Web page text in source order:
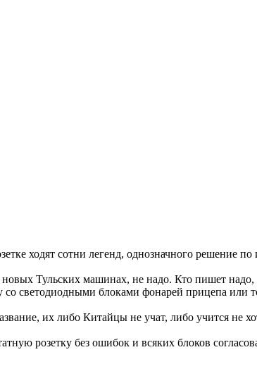
ходят сотни легенд, однозначного решение по
Тульских машинах, не надо. Кто пишет надо,
со светодиодными блоками фонарей прицепа или
их либо Китайцы не учат, либо учится не
розетку без ошибок и всяких блоков